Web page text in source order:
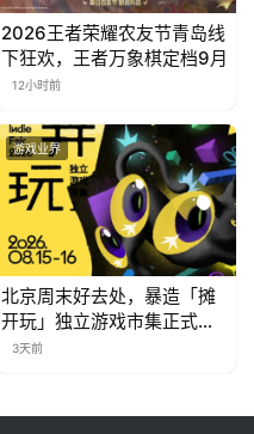
2026王者荣耀农友节青岛线
下狂欢，王者万象棋定档9月
12小时前
游戏业界
北京周末好去处，暴造「摊
开玩」独立游戏市集正式开
票！
3天前